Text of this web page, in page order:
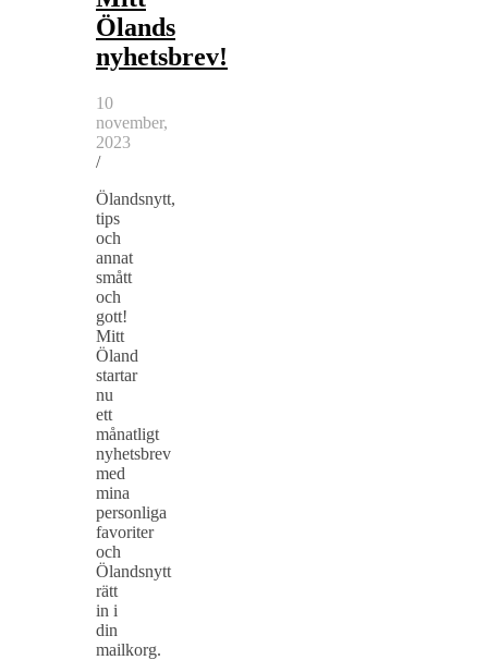
Ölands
nyhetsbrev!
10
november,
2023
/
Ölandsnytt,
tips
och
annat
smått
och
gott!
Mitt
Öland
startar
nu
ett
månatligt
nyhetsbrev
med
mina
personliga
favoriter
och
Ölandsnytt
rätt
in i
din
mailkorg.